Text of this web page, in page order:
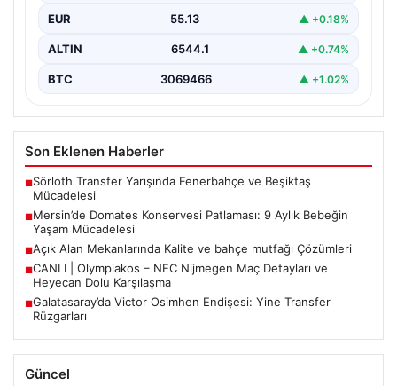
EUR 55.13 ▲ +0.18%
ALTIN 6544.1 ▲ +0.74%
BTC 3069466 ▲ +1.02%
Son Eklenen Haberler
■Sörloth Transfer Yarışında Fenerbahçe ve Beşiktaş
Mücadelesi
■Mersin’de Domates Konservesi Patlaması: 9 Aylık Bebeğin
Yaşam Mücadelesi
■Açık Alan Mekanlarında Kalite ve bahçe mutfağı Çözümleri
■CANLI | Olympiakos – NEC Nijmegen Maç Detayları ve
Heyecan Dolu Karşılaşma
■Galatasaray’da Victor Osimhen Endişesi: Yine Transfer
Rüzgarları
Güncel